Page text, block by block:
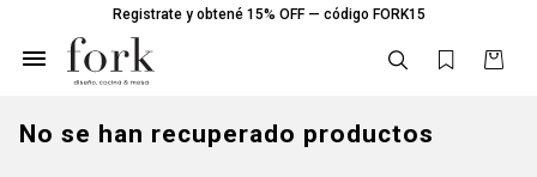
Registrate y obtené 15% OFF — código FORK15

No se han recuperado productos